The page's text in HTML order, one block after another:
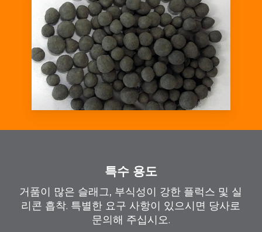
특수 용도
거품이 많은 슬래그, 부식성이 강한 플럭스 및 실
리콘 흡착. 특별한 요구 사항이 있으시면 당사로
문의해 주십시오.